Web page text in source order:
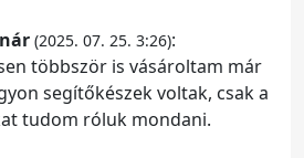
(2025. 07. 25. 3:26):
többször is vásároltam már
segítőkészek voltak, csak a
tudom róluk mondani.